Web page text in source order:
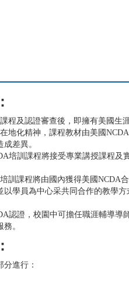
程及認證審查後，即擁有美國生
地化精神，課程教材由美國
差異。
培訓課程將接受專業講授課程及
訓課程將由國內獲得美國NCDA
以學員為中心采共同合作的教學
認證，校園中可擔任職涯輔導導
。
進行：